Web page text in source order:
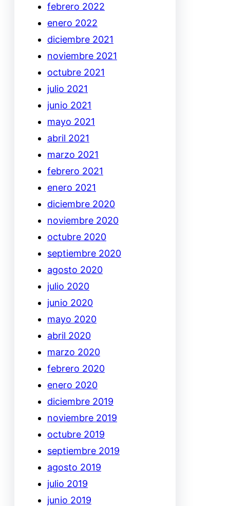
febrero 2022
enero 2022
diciembre 2021
noviembre 2021
octubre 2021
julio 2021
junio 2021
mayo 2021
abril 2021
marzo 2021
febrero 2021
enero 2021
diciembre 2020
noviembre 2020
octubre 2020
septiembre 2020
agosto 2020
julio 2020
junio 2020
mayo 2020
abril 2020
marzo 2020
febrero 2020
enero 2020
diciembre 2019
noviembre 2019
octubre 2019
septiembre 2019
agosto 2019
julio 2019
junio 2019